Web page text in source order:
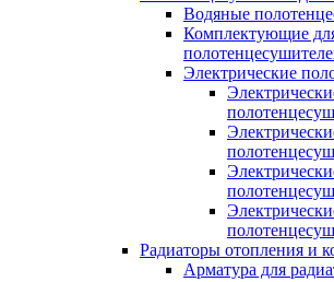
Водяные
Комплектующие
Электрические
Радиаторы отопления и
Арматура для